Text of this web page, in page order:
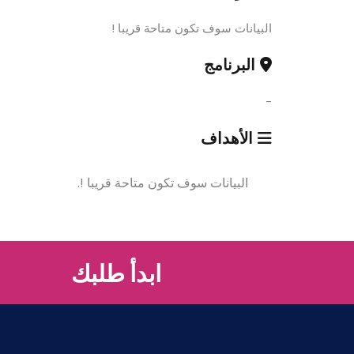
البيانات سوف تكون متاحة قريبا !
البرنامج
-
الأهداف
البيانات سوف تكون متاحة قريبا !.
ابدأ طلبك